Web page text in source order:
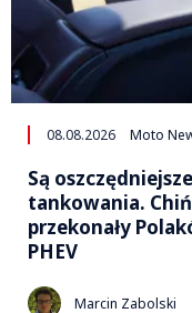
08.08.2026 Moto
Są
tankowania.
przekonały
PHEV
Marcin Zabolski